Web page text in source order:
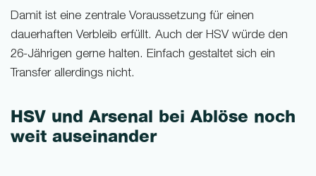
Damit ist eine zentrale Voraussetzung für einen
dauerhaften Verbleib erfüllt. Auch der HSV würde den
26-Jährigen gerne halten. Einfach gestaltet sich ein
Transfer allerdings nicht.
HSV und Arsenal bei Ablöse noch
weit auseinander